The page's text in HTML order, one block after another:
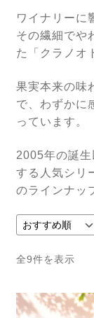
ブラン
百千（
フジクレ
LADY
クラノオ
ジュー
ワイン
ギフト包装・
ワイナリーに
その繊細でや
た「クラノオ
果実本来の味
で、わずかに
っています。
2005年の誕
する人気シリ
のラインナッ
全9件を表示